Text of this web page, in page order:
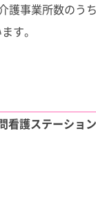
事業所数のう
す。
看護ステーション